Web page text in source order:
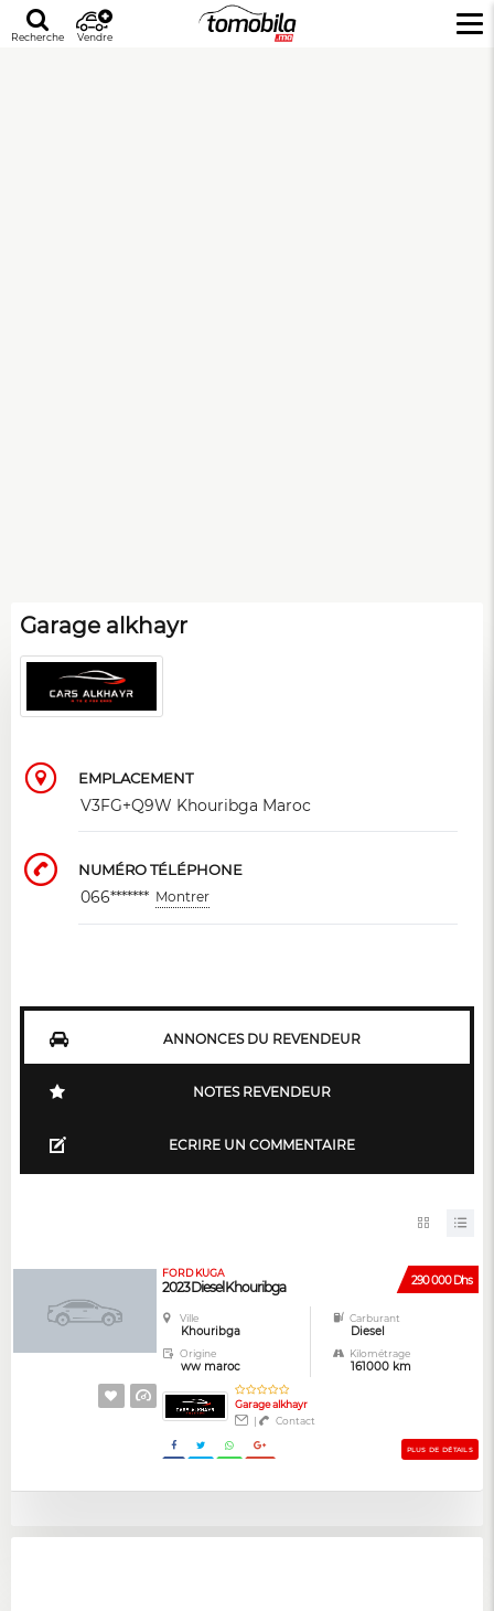
Recherche Vendre
Garage alkhayr
EMPLACEMENT
V3FG+Q9W Khouribga Maroc
NUMÉRO TÉLÉPHONE
066******* Montrer
ANNONCES DU REVENDEUR
NOTES REVENDEUR
ECRIRE UN COMMENTAIRE
290 000 Dhs
FORD KUGA
2023 Diesel Khouribga
Ville
Khouribga
Carburant
Diesel
Origine
ww maroc
Kilométrage
161000 km
Garage alkhayr
|
Contact
PLUS DE DÉTAILS